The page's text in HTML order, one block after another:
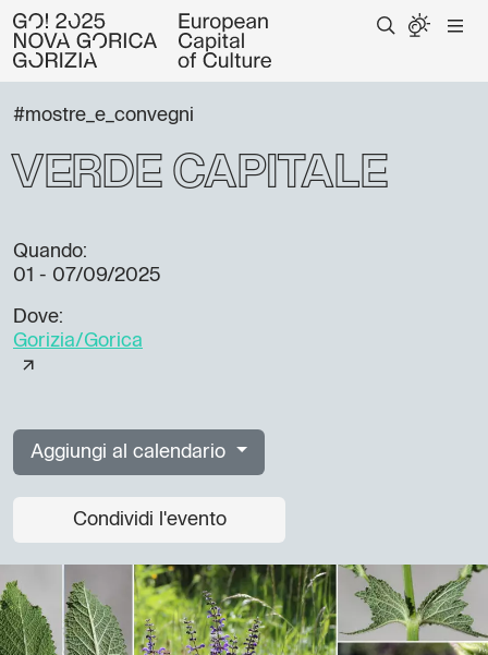
#mostre_e_convegni
Verde capitale
Quando:
01 - 07/09/2025
Dove:
Gorizia/Gorica
Aggiungi al calendario
Condividi l'evento